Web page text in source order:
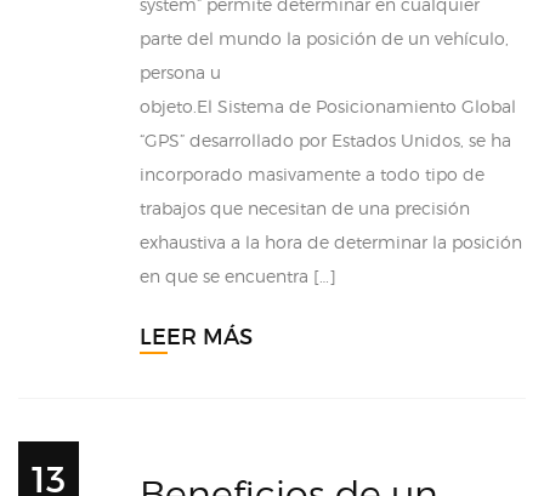
system” permite determinar en cualquier
parte del mundo la posición de un vehículo,
persona u
objeto.El Sistema de Posicionamiento Global
“GPS” desarrollado por Estados Unidos, se ha
incorporado masivamente a todo tipo de
trabajos que necesitan de una precisión
exhaustiva a la hora de determinar la posición
en que se encuentra […]
LEER MÁS
13